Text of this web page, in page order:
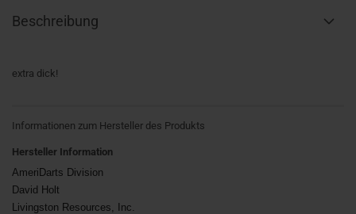
Beschreibung
extra dick!
Informationen zum Hersteller des Produkts
Hersteller Information
AmeriDarts Division
David Holt
Livingston Resources, Inc.